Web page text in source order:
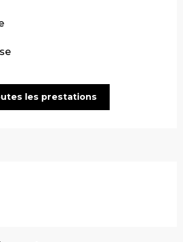
les prestations